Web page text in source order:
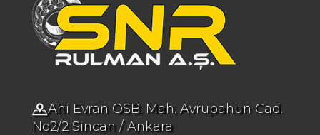
Ahi Evran OSB. Mah. Avrupahun Cad.
No2/2 Sincan / Ankara